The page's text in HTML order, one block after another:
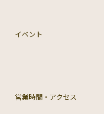
イベント
営業時間・アクセス